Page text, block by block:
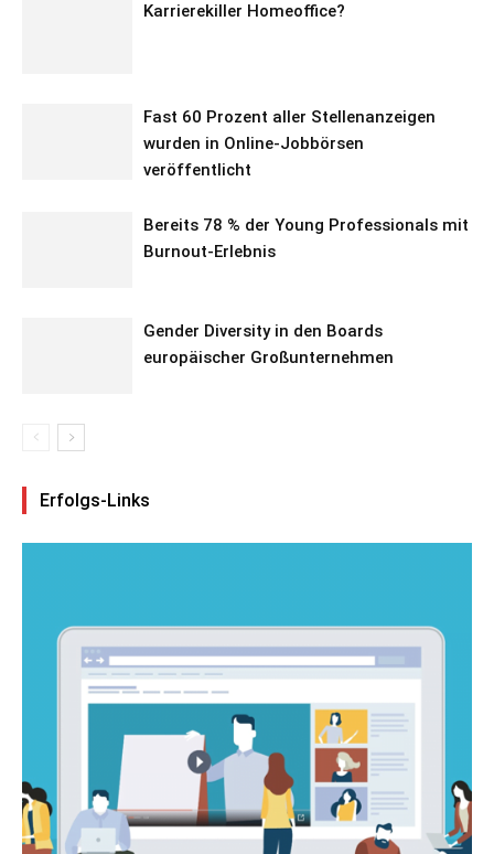
Karrierekiller Homeoffice?
Fast 60 Prozent aller Stellenanzeigen
wurden in Online-Jobbörsen
veröffentlicht
Bereits 78 % der Young Professionals mit
Burnout-Erlebnis
Gender Diversity in den Boards
europäischer Großunternehmen
Erfolgs-Links